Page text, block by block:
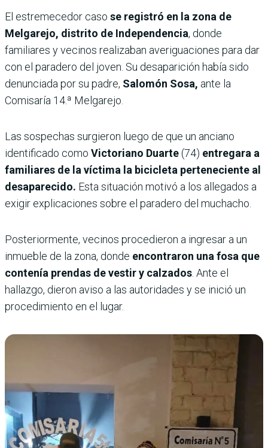
El estremecedor caso se registró en la zona de
Melgarejo, distrito de Independencia, donde
familiares y vecinos realizaban averiguaciones para dar
con el paradero del joven. Su desaparición había sido
denunciada por su padre, Salomón Sosa, ante la
Comisaría 14.ª Melgarejo.
Las sospechas surgieron luego de que un anciano
identificado como Victoriano Duarte(74) entregara a
familiares de la víctima la bicicleta perteneciente al
desaparecido. Esta situación motivó a los allegados a
exigir explicaciones sobre el paradero del muchacho.
Posteriormente, vecinos procedieron a ingresar a un
inmueble de la zona, donde encontraron una fosa que
contenía prendas de vestir y calzados. Ante el
hallazgo, dieron aviso a las autoridades y se inició un
procedimiento en el lugar.